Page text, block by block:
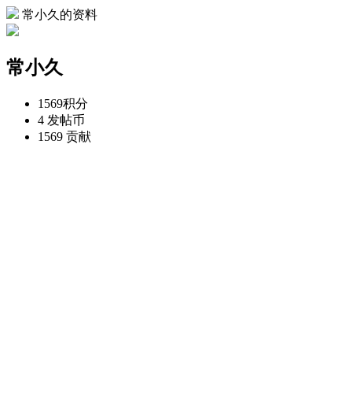
常小久的资料
常小久
1569积分
4 发帖币
1569 贡献